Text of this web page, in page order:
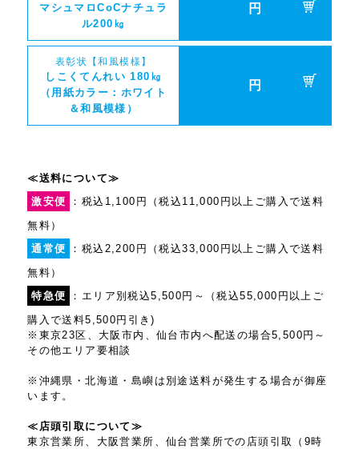
マシュマロCoCナチュラ
ル200㎏
円
表彰状【和風模様】
しこくてんれい 180㎏
（用紙カラー：ホワイト
＆和風模様）
円
≪送料について≫
激安便
：税込1,100円（税込11,000円以上ご購入で送料
無料）
通常便
：税込2,200円（税込33,000円以上ご購入で送料
無料）
特急便
：エリア別税込5,500円～（税込55,000円以上ご
購入で送料5,500円引き)
※東京23区、大阪市内、仙台市内へ配送の場合5,500円～
その他エリア要相談
※沖縄県・北海道・島嶼は別途送料が発生する場合が御座
います。
≪店頭引取について≫
東京営業所、大阪営業所、仙台営業所での店頭引取（9時